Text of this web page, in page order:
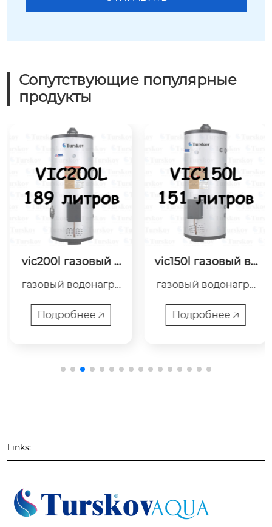
Сопутствующие популярные
продукты
vic200l газовый в
газовый водонагре
назначен для нагре
ва воды с использов
дующего использов
Подробнее 🡥
vic150l газовый во
газовый водонагре
азначен для нагрев
а воды с использова
ующего использова
Подробнее 🡥
Links: